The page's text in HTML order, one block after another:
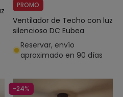
PROMO
Ventilador de Techo con luz
silencioso DC Eubea
Reservar, envío
aproximado en 90 días
-24%